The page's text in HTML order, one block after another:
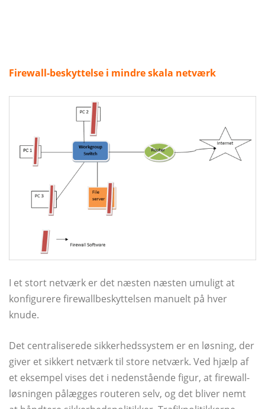
Firewall-beskyttelse i mindre skala netværk
I et stort netværk er det næsten næsten umuligt at
konfigurere firewallbeskyttelsen manuelt på hver
knude.
Det centraliserede sikkerhedssystem er en løsning, der
giver et sikkert netværk til store netværk. Ved hjælp af
et eksempel vises det i nedenstående figur, at firewall-
løsningen pålægges routeren selv, og det bliver nemt